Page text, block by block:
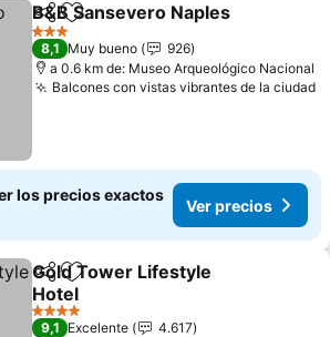
CompartirAgregar a favoritos
B&B Sansevero Naples
3 Estrellas
8,1 Muy bueno
926
a 0.6 km de: Museo Arqueológico Nacional
Balcones con vistas vibrantes de la ciudad
los precios exactos
Ver precios
CompartirAgregar a favoritos
Gold Tower Lifestyle
Hotel
Ver precios
4 Estrellas
9,1 Excelente
4.617